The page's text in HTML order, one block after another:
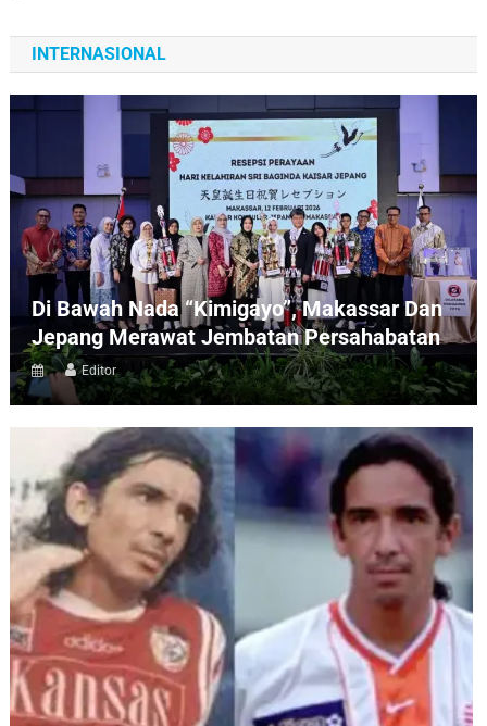
INTERNASIONAL
Di Bawah Nada “Kimigayo”, Makassar Dan
Jepang Merawat Jembatan Persahabatan
Editor